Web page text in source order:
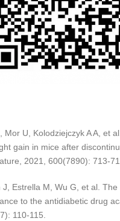
Mor U, Kolodziejczyk A A, et
gain in mice after
2021, 600(7890): 713-
J, Estrella M, Wu G, et al.
to the antidiabetic drug
110-115.